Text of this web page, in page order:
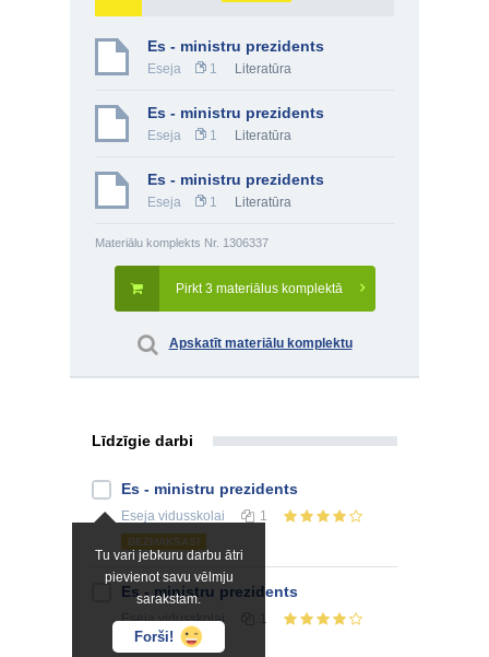
Es - ministru prezidents
Eseja 1 Literatūra
Es - ministru prezidents
Eseja 1 Literatūra
Es - ministru prezidents
Eseja 1 Literatūra
Materiālu komplekts Nr. 1306337
Pirkt 3 materiālus komplektā
Apskatīt materiālu komplektu
Līdzīgie darbi
Tu vari jebkuru darbu ātri
pievienot savu vēlmju
sarakstam.
Forši!
Es - ministru prezidents
Eseja vidusskolai 1
BEZMAKSAS!
Es - ministru prezidents
Esejavidusskolai 1
BEZMAKSAS!